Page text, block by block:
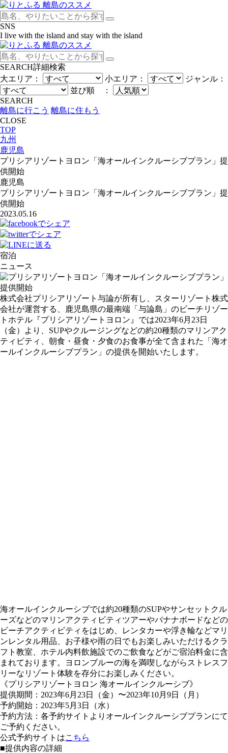
SNS
I live with the island and stay with the island
SEARCH詳細検索
大エリア：
小エリア：
ジャンル：
並び順 ：
SEARCH
離島に行こう 離島に住もう
CLOSE
TOP
九州
鹿児島
プリシアリゾートヨロン「海オールインクルーシブプラン」提
供開始
鹿児島
プリシアリゾートヨロン「海オールインクルーシブプラン」提
供開始
2023.05.16
宿泊
ニュース
株式会社プリシアリゾート与論が所有し、​​スターリゾート株式
会社が運営する、鹿児島県の最南端「与論島」のビーチリゾー
トホテル『プリシアリゾートヨロン』では2023年6月23日
（金）より、SUPやクルージングなどの約20種類のマリンアク
ティビティ、朝食・昼食・夕食のお食事が全て含まれた「海オ
ールインクルーシブプラン」の提供を開始いたします。
海オールインクルーシブでは約20種類のSUPやサンセットクル
ーズなどのマリンアクティビティツアーやバナナボードなどの
ビーチアクティビティをはじめ、レンタカーや浮き輪などマリ
ンレンタル用品、お子様や雨の日でもお楽しみいただけるクラ
フト教室、ホテル内料飲施設でのご飲食などがご宿泊料金に含
まれております。ヨロンブルーの海を満喫しながらストレスフ
リーなリゾート体験を存分にお楽しみください。
《プリシアリゾートヨロン 海オールインクルーシブ》
提供期間：2023年6月23日（金）〜2023年10月9日（月）
予約開始：2023年5月3日（水）
予約方法：各予約サイトよりオールインクルーシブプランにて
ご予約ください。
公式予約サイトはこちら
■提供内容の詳細